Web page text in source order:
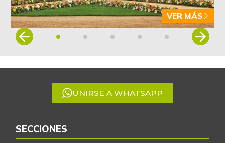
VER MÁS
Item
5
UNIRSE A WHATSAPP
SECCIONES